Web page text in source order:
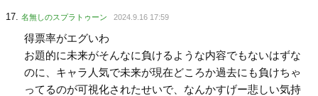
名無しのスプラトゥーン 2024.9.16 17:59
得票率がエグいわ
お題的に未来がそんなに負けるような内容でもないはずな
のに、キャラ人気で未来が現在どころか過去にも負けちゃ
ってるのが可視化されたせいで、なんかすげー悲しい気持